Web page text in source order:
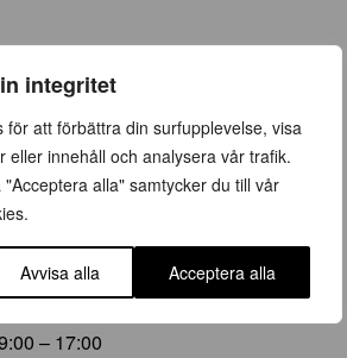
integritet
för att förbättra din surfupplevelse, visa
eller innehåll och analysera vår trafik.
alla" samtycker du till vår
Avvisa alla Acceptera alla
– 28 juni)
– 19:00
– 16:00
10:00 – 16:00
– 17:00